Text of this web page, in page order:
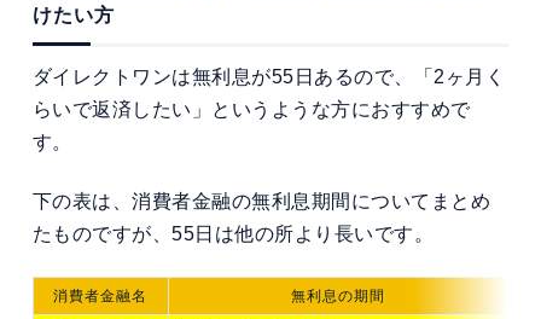
けたい方
ダイレクトワンは無利息が55日あるので、「2ヶ月く
らいで返済したい」というような方におすすめで
す。
下の表は、消費者金融の無利息期間についてまとめ
たものですが、55日は他の所より長いです。
消費者金融名 無利息の期間